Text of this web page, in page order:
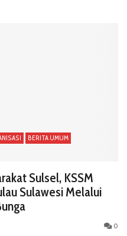
BERITA UMUM
Sulsel, KSSM
Sulawesi Melalui
0